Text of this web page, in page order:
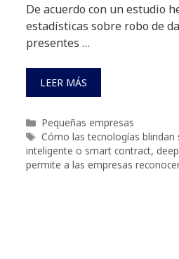
De acuerdo con un estudio
estadísticas sobre robo de
presentes …
LEER MÁS
Categorías
Pequeñas empresas
Etiquetas
Cómo las tecnologías blindan
inteligente o smart contract,
permite a las empresas